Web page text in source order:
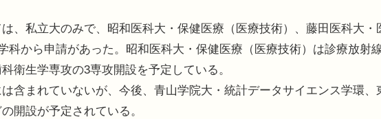
、私立大のみで、昭和医科大・保健医療（医療技術）、藤田医科大・
科から申請があった。昭和医科大・保健医療（医療技術）は診療放射
衛生学専攻の3専攻開設を予定している。
含まれていないが、今後、青山学院大・統計データサイエンス学環、
開設が予定されている。